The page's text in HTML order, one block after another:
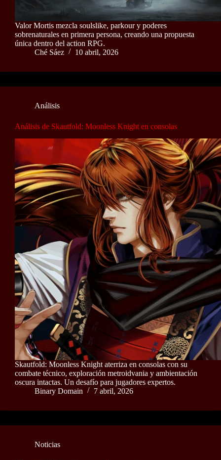
Valor Mortis mezcla soulslike, parkour y poderes
sobrenaturales en primera persona, creando una propuesta
única dentro del action RPG.
Ché Sáez
10 abril, 2026
Análisis
Análisis de Skautfold: Moonless Knight en consolas
Skautfold: Moonless Knight aterriza en consolas con su
combate técnico, exploración metroidvania y ambientación
oscura intactas. Un desafío para jugadores expertos.
Binary Domain
7 abril, 2026
Noticias